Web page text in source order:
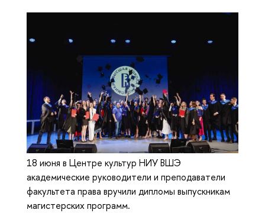
18 июня в Центре культур НИУ ВШЭ
академические руководители и преподаватели
факультета права вручили дипломы выпускникам
магистерских программ.